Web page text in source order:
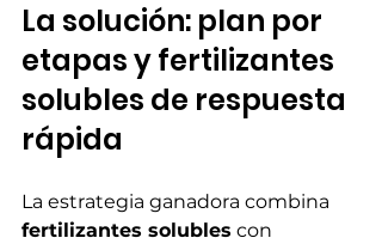
La solución: plan por
etapas y fertilizantes
solubles de respuesta
rápida
La estrategia ganadora combina
fertilizantes solubles con